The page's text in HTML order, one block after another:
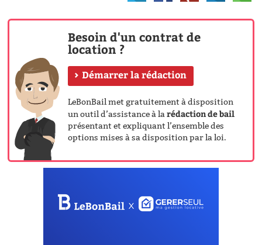
Besoin d'un contrat de
location ?
Démarrer la rédaction
LeBonBail met gratuitement à disposition
un outil d’assistance à larédaction de bail
présentant et expliquant l’ensemble des
options mises à sa disposition par la loi.